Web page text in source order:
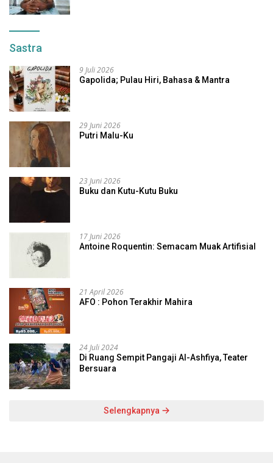
Sastra
9 Juli 2026
Gapolida; Pulau Hiri, Bahasa & Mantra
29 Juni 2026
Putri Malu-Ku
23 Juni 2026
Buku dan Kutu-Kutu Buku
17 Juni 2026
Antoine Roquentin: Semacam Muak Artifisial
21 April 2026
AFO : Pohon Terakhir Mahira
24 Juli 2024
Di Ruang Sempit Pangaji Al-Ashfiya, Teater
Bersuara
Selengkapnya